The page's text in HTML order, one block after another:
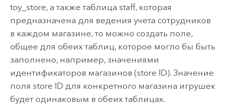
toy_store, а также таблица staff, которая
предназначена для ведения учета сотрудников
в каждом магазине, то можно создать поле,
общее для обеих таблиц, которое могло бы быть
заполнено, например, значениями
идентификаторов магазинов (store ID). Значение
поля store ID для конкретного магазина игрушек
будет одинаковым в обеих таблицах.